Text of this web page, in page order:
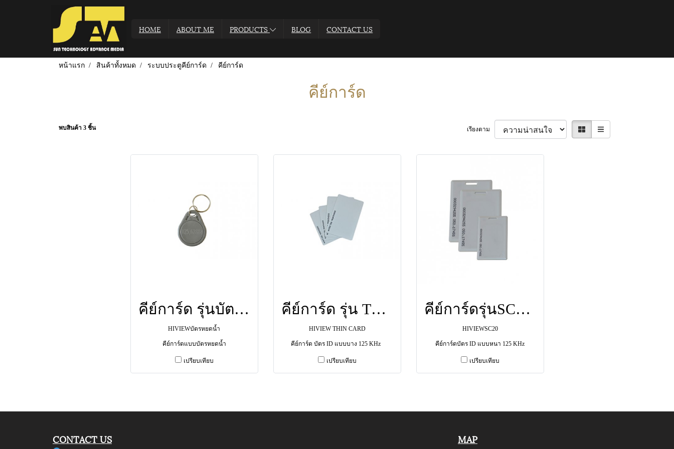
HOME ABOUT ME PRODUCTS BLOG CONTACT US
หน้าแรก สินค้าทั้งหมด ระบบประตูคีย์การ์ด คีย์การ์ด
คีย์การ์ด
พบสินค้า 3 ชิ้น เรียงตาม
คีย์การ์ด รุ่นบัตรหยดน้ำ ยี่ห้อ HIVIEW
HIVIEWบัตรหยดน้ำ
คีย์การ์ดแบบบัตรหยดน้ำ
เปรียบเทียบ
คีย์การ์ด รุ่น THIN CARD ยี่ห้อ HIVIEW
HIVIEW THIN CARD
คีย์การ์ด บัตร ID แบบบาง 125 KHz
เปรียบเทียบ
คีย์การ์ดรุ่นSC20 บัตรเรียง,บัตรไม่เรียง ยี่ห้อ HIVIEW
HIVIEWSC20
คีย์การ์ดบัตร ID แบบหนา 125 KHz
เปรียบเทียบ
CONTACT US MAP